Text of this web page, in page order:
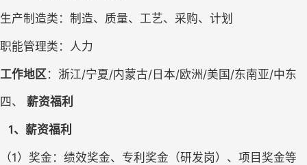
生产制造类：制造、质量、工艺、采购、计划
职能管理类：人力
工作地区：浙江/宁夏/内蒙古/日本/欧洲/美国/东南亚/中东
四、 薪资福利
1、薪资福利
（1）奖金：绩效奖金、专利奖金（研发岗）、项目奖金等